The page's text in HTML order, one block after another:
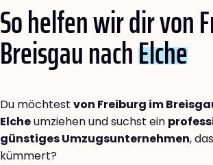
So helfen wir dir von
Breisgau nachElche
Du möchtest von Freiburg im
Elcheumziehen und suchst ein
günstiges Umzugsunternehmen,
kümmert?